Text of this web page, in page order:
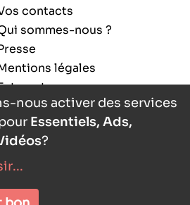
contacts
sommes-nous ?
légales
nous activer des services
Essentiels, Ads,
?
...